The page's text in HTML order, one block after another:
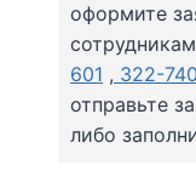
оформите
601 , 322-740
отправьте
либо